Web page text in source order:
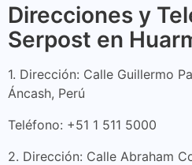
Direcciones y
Serpost en
1. Dirección: Calle Guillermo
Áncash, Perú
Teléfono: +51 1 511 5000
2. Dirección: Calle Abraham